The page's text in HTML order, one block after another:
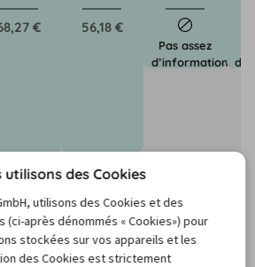
€ 56,18 €
Pas assez
d’informations
utilisons des Cookies
utilisons des Cookies et des
(ci-après dénommés « Cookies») pour
stockées sur vos appareils et les
des Cookies est strictement